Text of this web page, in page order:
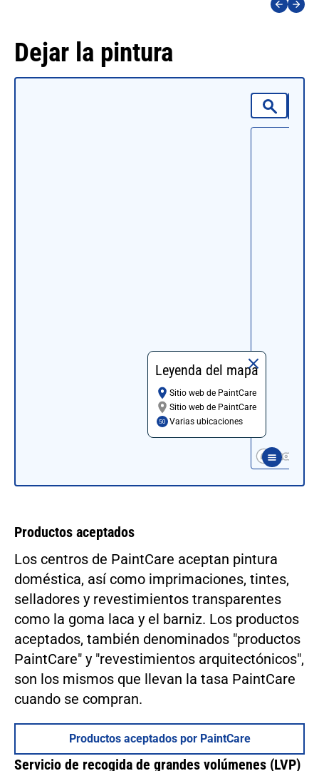
Dejar la pintura
Leyenda del mapa
Sitio web de PaintCare
Sitio web de PaintCare
Varias ubicaciones
Productos aceptados
Los centros de PaintCare aceptan pintura
doméstica, así como imprimaciones, tintes,
selladores y revestimientos transparentes
como la goma laca y el barniz. Los productos
aceptados, también denominados "productos
PaintCare" y "revestimientos arquitectónicos",
son los mismos que llevan la tasa PaintCare
cuando se compran.
Productos aceptados por PaintCare
Servicio de recogida de grandes volúmenes (LVP)